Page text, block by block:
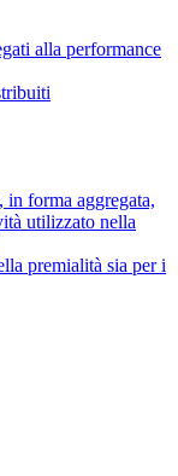
alla performance
in forma aggregata,
utilizzato nella
premialità sia per i